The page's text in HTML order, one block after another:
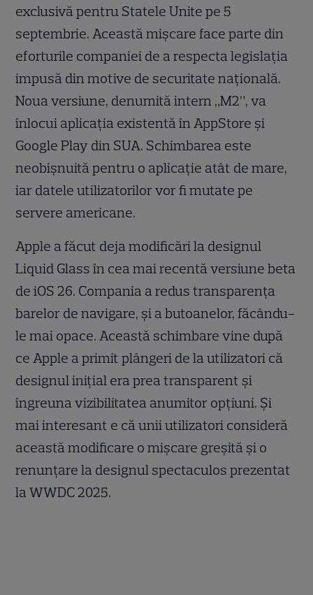
exclusivă pentru Statele Unite pe 5
septembrie. Această mișcare face parte din
eforturile companiei de a respecta legislația
impusă din motive de securitate națională.
Noua versiune, denumită intern „M2”, va
înlocui aplicația existentă în AppStore și
Google Play din SUA. Schimbarea este
neobișnuită pentru o aplicație atât de mare,
iar datele utilizatorilor vor fi mutate pe
servere americane.
Apple a făcut deja modificări la designul
Liquid Glass în cea mai recentă versiune beta
de iOS 26. Compania a redus transparența
barelor de navigare, și a butoanelor, făcându-
le mai opace. Această schimbare vine după
ce Apple a primit plângeri de la utilizatori că
designul inițial era prea transparent și
îngreuna vizibilitatea anumitor opțiuni. Și
mai interesant e că unii utilizatori consideră
această modificare o mișcare greșită și o
renunțare la designul spectaculos prezentat
la WWDC 2025.